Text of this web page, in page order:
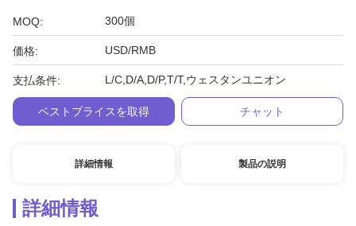
MOQ: 300個
価格: USD/RMB
支払条件: L/C,D/A,D/P,T/T,ウェスタンユニオン
ベストプライスを取得 チャット
詳細情報 製品の説明
詳細情報